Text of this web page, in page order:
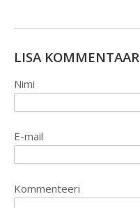
LISA KOMMENTAAR
Nimi
E-mail
Kommenteeri